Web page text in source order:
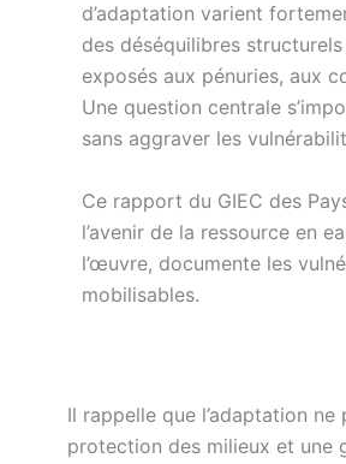
d’adaptation varient
des déséquilibres
exposés aux pénuries, aux
Une question centrale
sans aggraver les
Ce rapport du GIEC des
l’avenir de la ressource en
l’œuvre, documente les
mobilisables.
Il rappelle que l’adaptation
protection des milieux et une